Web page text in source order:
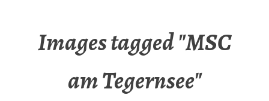
Images tagged "MSC
am Tegernsee"